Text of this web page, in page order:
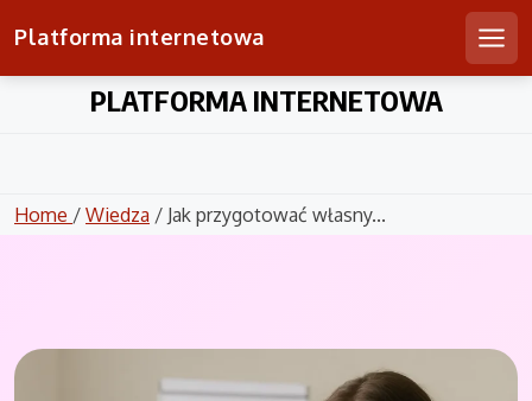
Platforma internetowa
PLATFORMA INTERNETOWA
Home / Wiedza / Jak przygotować własny...